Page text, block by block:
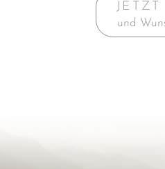
und